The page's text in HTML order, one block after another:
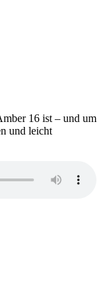
16 ist – und um
und leicht